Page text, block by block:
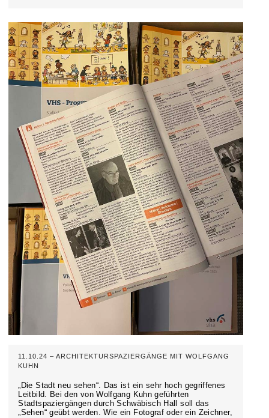
11.10.24 – ARCHITEKTURSPAZIERGÄNGE MIT WOLFGANG
KUHN
„Die Stadt neu sehen“. Das ist ein sehr hoch gegriffenes
Leitbild. Bei den von Wolfgang Kuhn geführten
Stadtspaziergängen durch Schwäbisch Hall soll das
„Sehen“ geübt werden. Wie ein Fotograf oder ein Zeichner,